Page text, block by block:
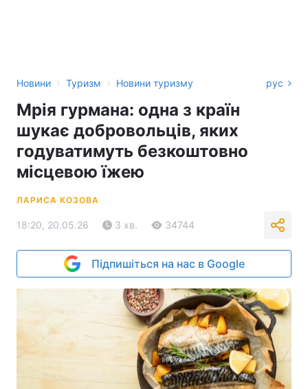
Новини › Туризм › Новини туризму рус
Мрія гурмана: одна з країн
шукає добровольців, яких
годуватимуть безкоштовно
місцевою їжею
ЛАРИСА КОЗОВА
18:20, 20.05.26 3 хв. 34744
Підпишіться на нас в Google